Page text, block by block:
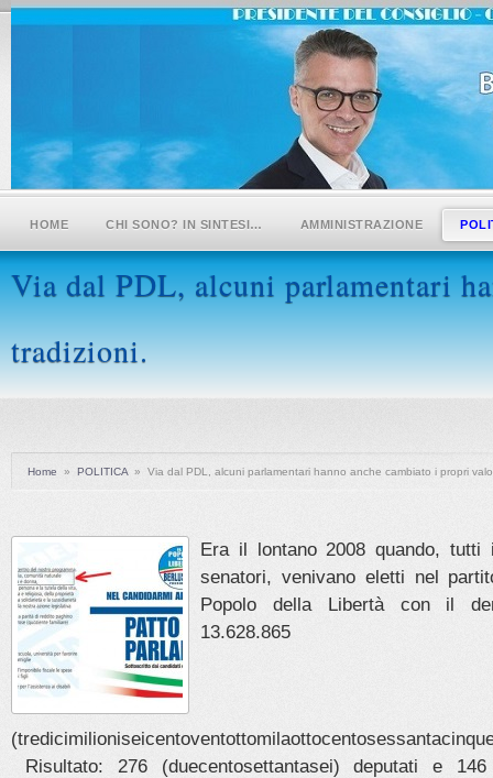
HOME CHI SONO? IN SINTESI… AMMINISTRAZIONE
Via dal PDL, alcuni parlamentari
tradizioni.
Home » POLITICA » Via dal PDL, alcuni parlamentari hanno anche cambiato i propri
Era il lontano 2008 quando,
senatori, venivano eletti nel
Popolo della Libertà con il
13.628.865
Risultato: 276 (duecentosettantasei) deputati e 146